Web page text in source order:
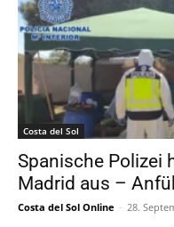
Costa del Sol
Spanische Polizei
Madrid aus –
Costa del Sol Online - 28.